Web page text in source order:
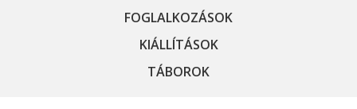
FOGLALKOZÁSOK
KIÁLLÍTÁSOK
TÁBOROK